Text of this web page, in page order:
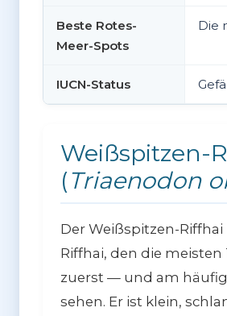
Beste Rotes-
Meer-Spots
Die
IUCN-Status
Weißspitzen-
(Triaenodon
Der Weißspitzen-Riffhai
Riffhai, den die meisten
zuerst — und am
sehen. Er ist klein,